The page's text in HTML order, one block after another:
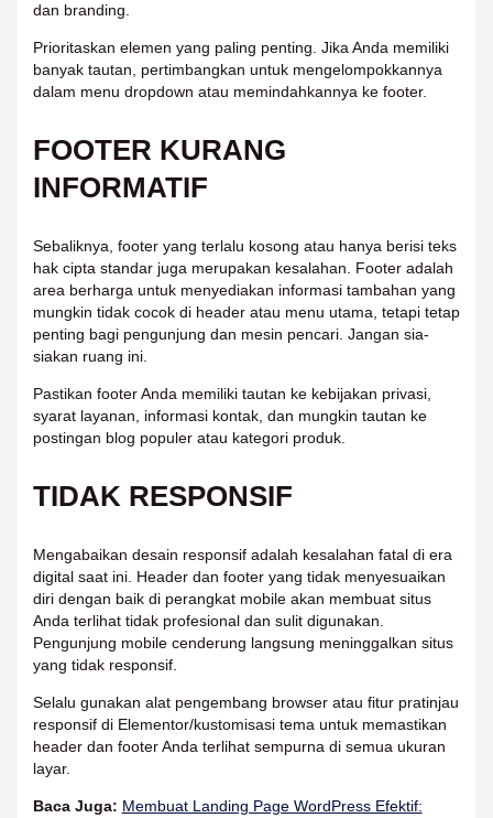
dan branding.
Prioritaskan elemen yang paling penting. Jika Anda memiliki
banyak tautan, pertimbangkan untuk mengelompokkannya
dalam menu dropdown atau memindahkannya ke footer.
FOOTER KURANG
INFORMATIF
Sebaliknya, footer yang terlalu kosong atau hanya berisi teks
hak cipta standar juga merupakan kesalahan. Footer adalah
area berharga untuk menyediakan informasi tambahan yang
mungkin tidak cocok di header atau menu utama, tetapi tetap
penting bagi pengunjung dan mesin pencari. Jangan sia-
siakan ruang ini.
Pastikan footer Anda memiliki tautan ke kebijakan privasi,
syarat layanan, informasi kontak, dan mungkin tautan ke
postingan blog populer atau kategori produk.
TIDAK RESPONSIF
Mengabaikan desain responsif adalah kesalahan fatal di era
digital saat ini. Header dan footer yang tidak menyesuaikan
diri dengan baik di perangkat mobile akan membuat situs
Anda terlihat tidak profesional dan sulit digunakan.
Pengunjung mobile cenderung langsung meninggalkan situs
yang tidak responsif.
Selalu gunakan alat pengembang browser atau fitur pratinjau
responsif di Elementor/kustomisasi tema untuk memastikan
header dan footer Anda terlihat sempurna di semua ukuran
layar.
Baca Juga: Membuat Landing Page WordPress Efektif: